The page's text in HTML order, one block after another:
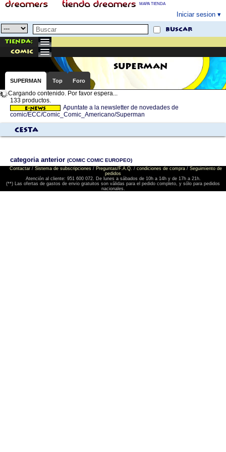
MAPA TIENDA
Iniciar sesion
buscar
Tienda:
comic
SUPERMAN
SUPERMAN Top Foro
Cargando contenido. Por favor espera...
133 productos.
Apuntate a la newsletter de novedades de
comic/ECC/Comic_Comic_Americano/Superman
Cesta
categoria anterior (COMIC COMIC EUROPEO)
Contactar/ Sistema de subscripciones/ Preguntas/F.A.Q. / condiciones de compra/ Seguimiento de
pedidos
Atención al cliente: 951 600 072. De lunes a sábados de 10h a 14h y de 17h a 21h.
(**) Las ofertas de gastos de envio gratuitos son válidas para el pedido completo, y sólo para pedidos
nacionales.